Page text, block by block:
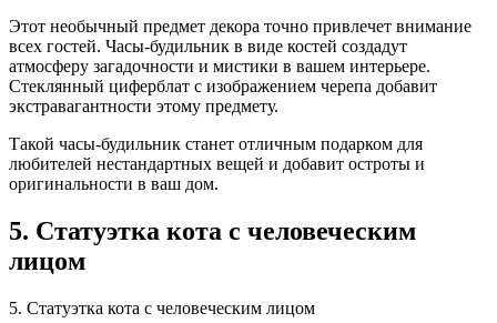
Этот необычный предмет декора точно привлечет внимание
всех гостей. Часы-будильник в виде костей создадут
атмосферу загадочности и мистики в вашем интерьере.
Стеклянный циферблат с изображением черепа добавит
экстравагантности этому предмету.
Такой часы-будильник станет отличным подарком для
любителей нестандартных вещей и добавит остроты и
оригинальности в ваш дом.
5. Статуэтка кота с человеческим
лицом
5. Статуэтка кота с человеческим лицом